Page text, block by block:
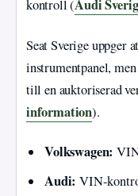
kontroll (Audi
Seat Sverige uppger
instrumentpanel,
till en auktoriserad
information).
Volkswagen:
Audi: VIN-